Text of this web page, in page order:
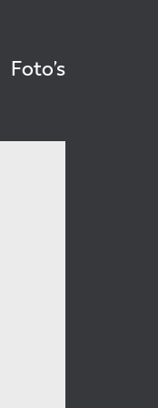
Foto’s